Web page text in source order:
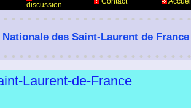
discussion
des Saint-Laurent de France
Laurent-de-France